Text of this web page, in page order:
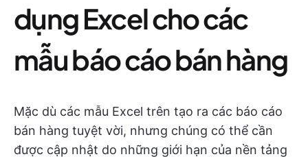
dụng Excel cho các
mẫu báo cáo bán hàng
Mặc dù các mẫu Excel trên tạo ra các báo cáo
bán hàng tuyệt vời, nhưng chúng có thể cần
được cập nhật do những giới hạn của nền tảng